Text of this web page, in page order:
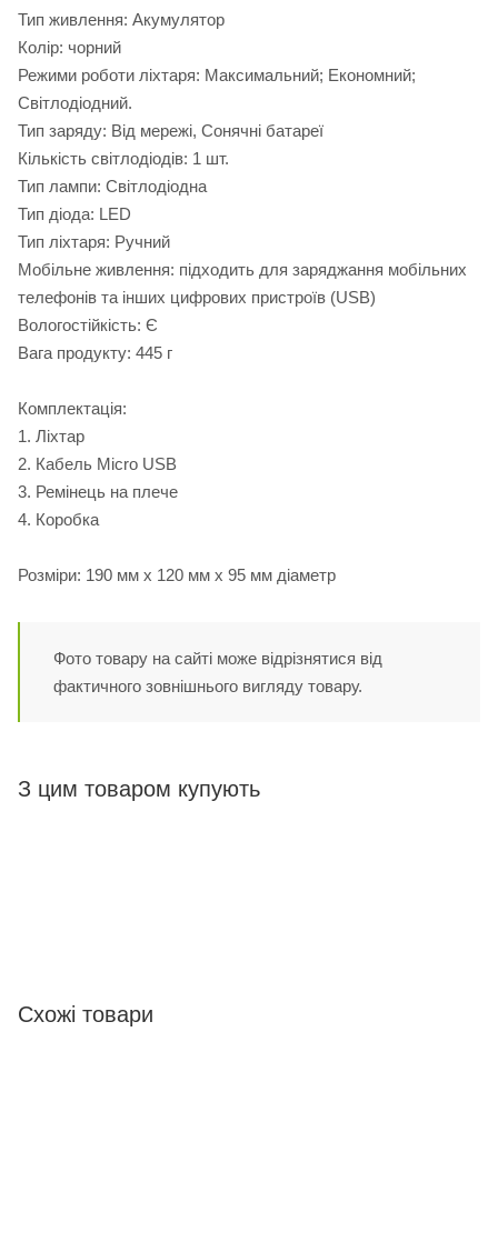
Тип живлення: Акумулятор
Колір: чорний
Режими роботи ліхтаря: Максимальний; Економний;
Світлодіодний.
Тип заряду: Від мережі, Сонячні батареї
Кількість світлодіодів: 1 шт.
Тип лампи: Світлодіодна
Тип діода: LED
Тип ліхтаря: Ручний
Мобільне живлення: підходить для заряджання мобільних
телефонів та інших цифрових пристроїв (USB)
Вологостійкість: Є
Вага продукту: 445 г
Комплектація:
1. Ліхтар
2. Кабель Micro USB
3. Ремінець на плече
4. Коробка
Розміри: 190 мм х 120 мм х 95 мм діаметр
Фото товару на сайті може відрізнятися від
фактичного зовнішнього вигляду товару.
З цим товаром купують
Схожі товари